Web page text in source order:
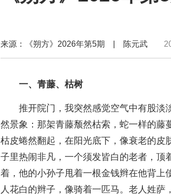
来源：《朔方》2026年第5期 | 陈元武
一、青藤、枯树
推开院门，我突然感觉空气中有股淡
然景象：那架青藤颓然枯索，蛇一样的藤
枯皮蜷然翻起，在阳光底下，像衰老的
子里热闹非凡，一个须发皆白的老者，顶
着，他的小孙子甩着一根金钱辫在他背
人花白的辫子，像骑着一匹马。老人姓